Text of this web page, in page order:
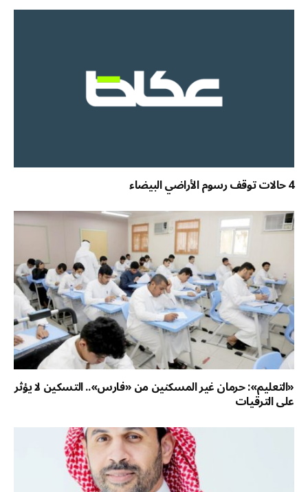
4 حالات توقف رسوم الأراضي البيضاء
«التعليم»: حرمان غير المسكنين من «فارس».. التسكين لا يؤثر
على الترقيات